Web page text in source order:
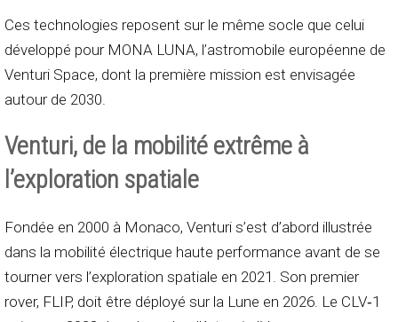
Ces technologies reposent sur le même socle que celui
développé pour MONA LUNA, l’astromobile européenne de
Venturi Space, dont la première mission est envisagée
autour de 2030.
Venturi, de la mobilité extrême à
l’exploration spatiale
Fondée en 2000 à Monaco, Venturi s’est d’abord illustrée
dans la mobilité électrique haute performance avant de se
tourner vers l’exploration spatiale en 2021. Son premier
rover, FLIP, doit être déployé sur la Lune en 2026. Le CLV‑1